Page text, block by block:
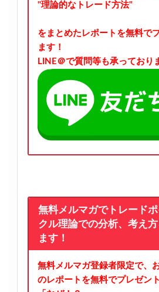
"理論的なトレード方法"
をまとめたレポートを無料で
ます！
LINE＠で質問等も承っており
無料メルマガでトレード
クル理論での分析、考え
ます！
無料メルマガ登録者限定で、
のレポートを無料でプレゼン